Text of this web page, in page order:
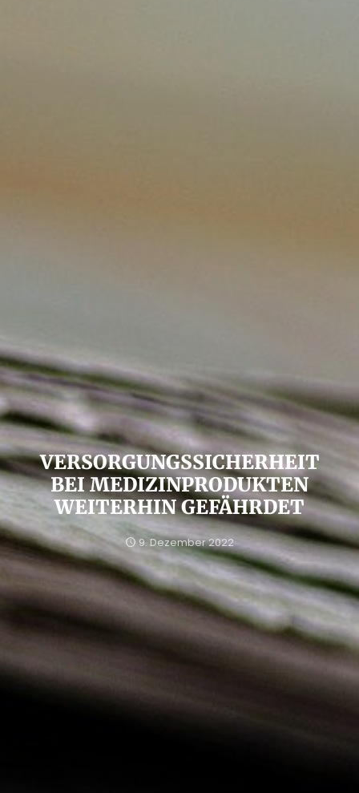
VERSORGUNGSSICHERHEIT
BEI MEDIZINPRODUKTEN
WEITERHIN GEFÄHRDET
9. Dezember 2022